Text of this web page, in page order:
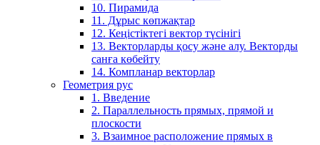
10. Пирамида
11. Дұрыс көпжақтар
12. Кеңістіктегі вектор түсінігі
13. Векторларды қосу және алу. Векторды
санға көбейту
14. Компланар векторлар
Геометрия рус
1. Введение
2. Параллельность прямых, прямой и
плоскости
3. Взаимное расположение прямых в